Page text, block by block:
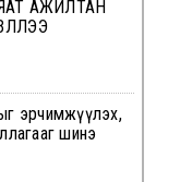
АЖИЛТАН
эрчимжүүлэх,
шинэ